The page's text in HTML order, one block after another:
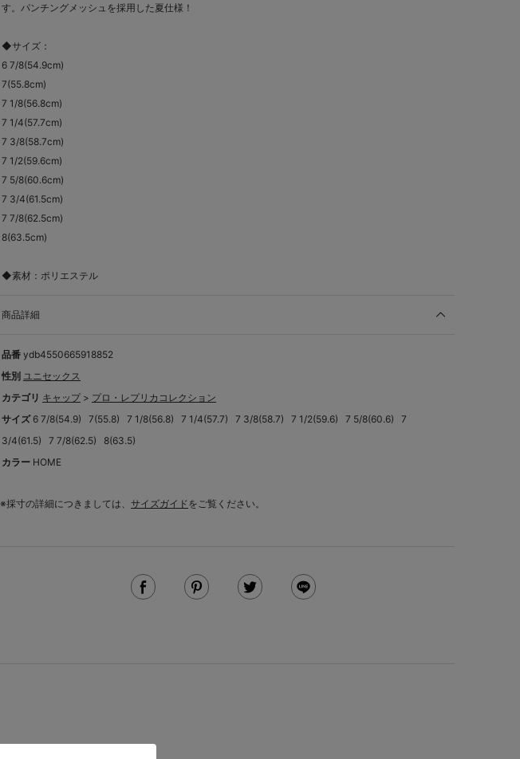
す。パンチングメッシュを採用した夏仕様！
◆サイズ：
6 7/8(54.9cm)
7(55.8cm)
7 1/8(56.8cm)
7 1/4(57.7cm)
7 3/8(58.7cm)
7 1/2(59.6cm)
7 5/8(60.6cm)
7 3/4(61.5cm)
7 7/8(62.5cm)
8(63.5cm)
◆素材：ポリエステル
商品詳細
品番 ydb4550665918852
性別 ユニセックス
カテゴリ キャップ > プロ・レプリカコレクション
サイズ 6 7/8(54.9) 7(55.8) 7 1/8(56.8) 7 1/4(57.7) 7 3/8(58.7) 7 1/2(59.6) 7 5/8(60.6)
7
3/4(61.5)
7 7/8(62.5)
8(63.5)
カラー HOME
※採寸の詳細につきましては、 サイズガイドをご覧ください。